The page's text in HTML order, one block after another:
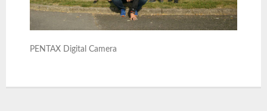
PENTAX Digital Camera